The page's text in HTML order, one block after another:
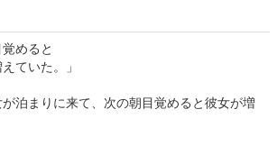
覚めると
ていた。」
泊まりに来て、次の朝目覚めると彼女が増